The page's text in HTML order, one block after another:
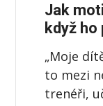
Jak
když ho
„Moje
to mezi
trenéři,